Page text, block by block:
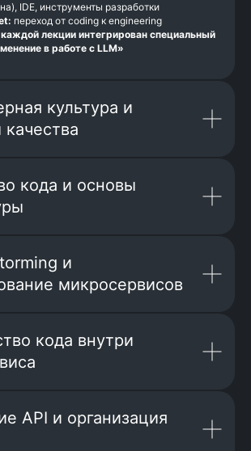
IDE, инструменты разработки
переход от coding к engineering
лекции интегрирован специальный
в работе с LLM»
культура и
кода и основы
и
микросервисов
кода внутри
API и организация